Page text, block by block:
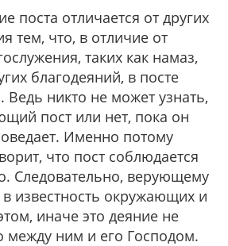
поста отличается от других
тем, что, в отличие от
таких как намаз,
благодеяний, в посте
никто не может узнать,
пост или нет, пока он
Именно потому
что пост соблюдается
Следовательно, верующему
в известность окружающих и
иначе это деяние не
между ним и его Господом.